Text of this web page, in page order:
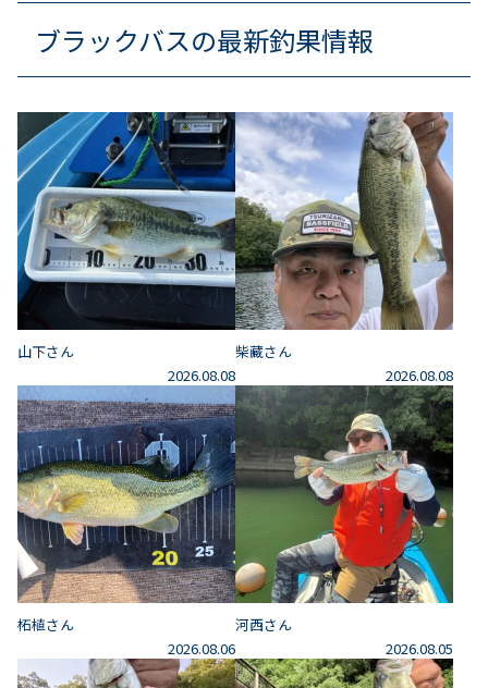
ブラックバスの最新釣果情報
山下さん
2026.08.08
柴藏さん
2026.08.08
柘植さん
2026.08.06
河西さん
2026.08.05